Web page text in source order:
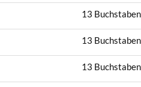
13 Buchstaben
13 Buchstaben
13 Buchstaben